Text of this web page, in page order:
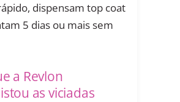
dispensam top coat
5 dias ou mais sem
a Revlon
as viciadas